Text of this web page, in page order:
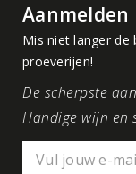
Mis niet langer de
proeverijen!
De scherpste
Handige wijn en